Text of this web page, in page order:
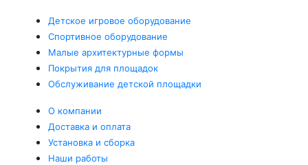
Детское игровое оборудование
Спортивное оборудование
Малые архитектурные формы
Покрытия для площадок
Обслуживание детской площадки
О компании
Доставка и оплата
Установка и сборка
Наши работы